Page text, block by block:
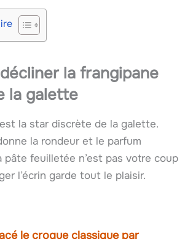
la frangipane
la galette
la star discrète de la galette.
la rondeur et le parfum
pâte feuilletée n’est pas votre coup
l’écrin garde tout le plaisir.
le croque classique par